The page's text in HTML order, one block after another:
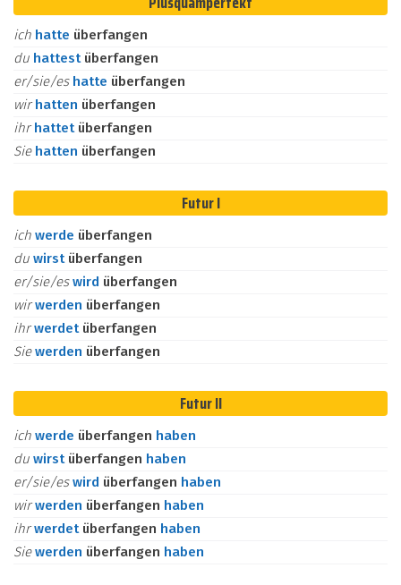
ich hatte überfangen
du hattest überfangen
er/sie/es hatte überfangen
wirhatten überfangen
ihrhattet überfangen
Sie hatten überfangen
Futur I
ich werde überfangen
du wirst überfangen
er/sie/eswird überfangen
wirwerden überfangen
ihrwerdet überfangen
Siewerden überfangen
Futur II
ich werde überfangen haben
du wirst überfangen haben
er/sie/eswird überfangen haben
wirwerden überfangen haben
ihrwerdet überfangen haben
Siewerden überfangen haben